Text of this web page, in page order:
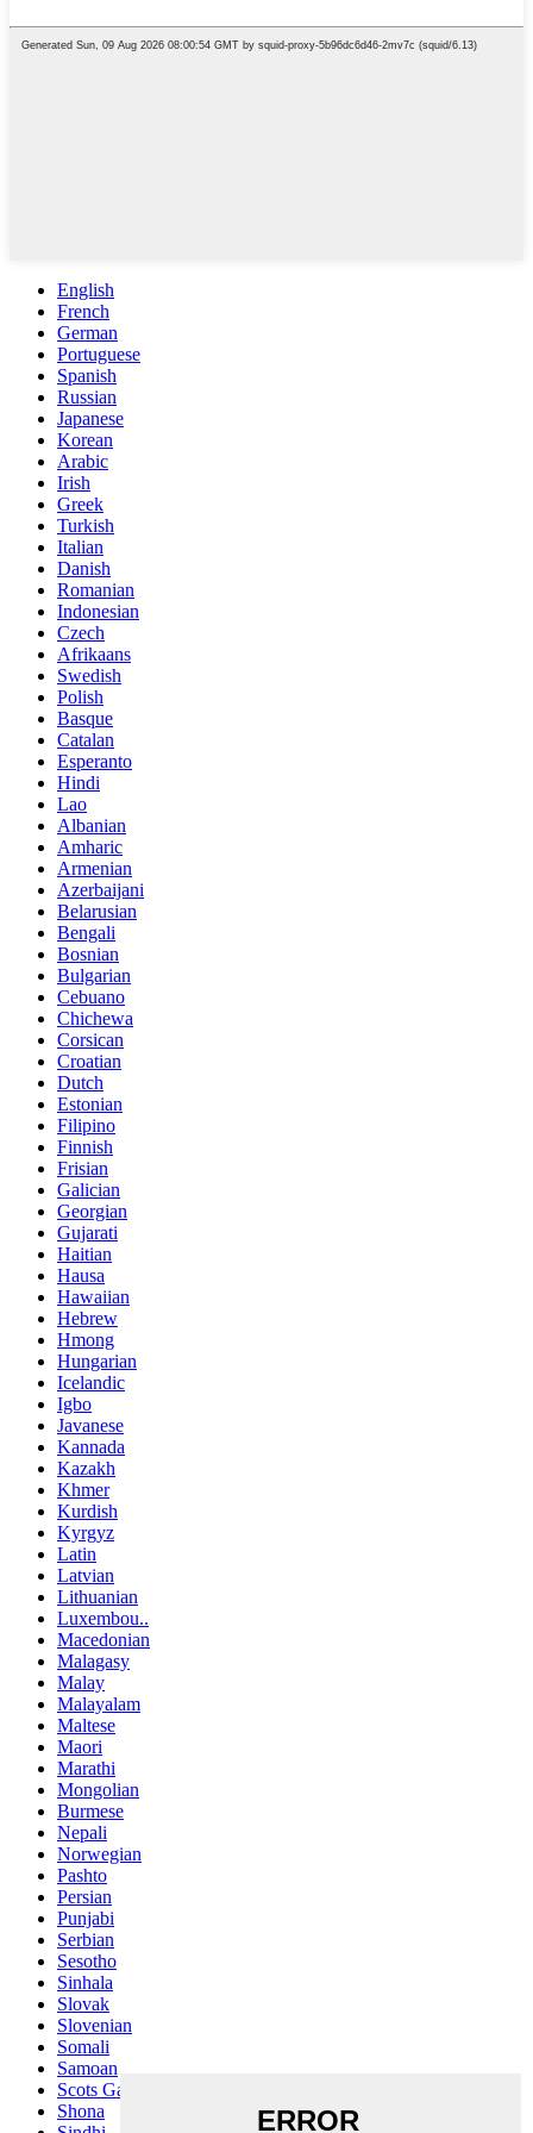
English
French
German
Portuguese
Spanish
Russian
Japanese
Korean
Arabic
Irish
Greek
Turkish
Italian
Danish
Romanian
Indonesian
Czech
Afrikaans
Swedish
Polish
Basque
Catalan
Esperanto
Hindi
Lao
Albanian
Amharic
Armenian
Azerbaijani
Belarusian
Bengali
Bosnian
Bulgarian
Cebuano
Chichewa
Corsican
Croatian
Dutch
Estonian
Filipino
Finnish
Frisian
Galician
Georgian
Gujarati
Haitian
Hausa
Hawaiian
Hebrew
Hmong
Hungarian
Icelandic
Igbo
Javanese
Kannada
Kazakh
Khmer
Kurdish
Kyrgyz
Latin
Latvian
Lithuanian
Luxembou..
Macedonian
Malagasy
Malay
Malayalam
Maltese
Maori
Marathi
Mongolian
Burmese
Nepali
Norwegian
Pashto
Persian
Punjabi
Serbian
Sesotho
Sinhala
Slovak
Slovenian
Somali
Samoan
Scots Gaelic
Shona